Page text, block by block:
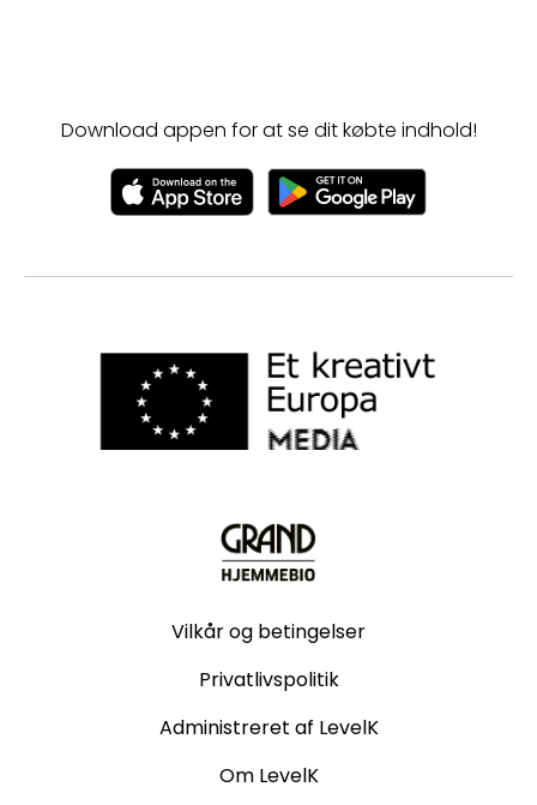
Download appen for at se dit købte indhold!
Vilkår og betingelser
Privatlivspolitik
Administreret af LevelK
Om LevelK